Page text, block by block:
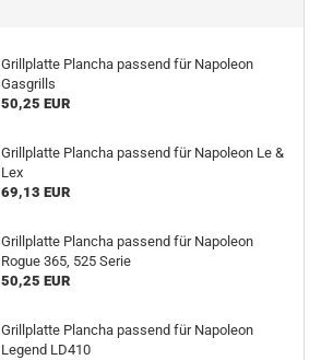
Grillplatte Plancha passend für Napoleon
Gasgrills
50,25 EUR
Grillplatte Plancha passend für Napoleon Le &
Lex
69,13 EUR
Grillplatte Plancha passend für Napoleon
Rogue 365, 525 Serie
50,25 EUR
Grillplatte Plancha passend für Napoleon
Legend LD410